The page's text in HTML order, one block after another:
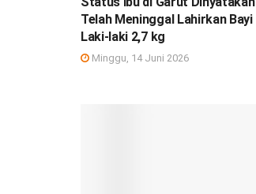
Telah Meninggal Lahirkan Bayi
Laki-laki 2,7 kg
Minggu, 14 Juni 2026